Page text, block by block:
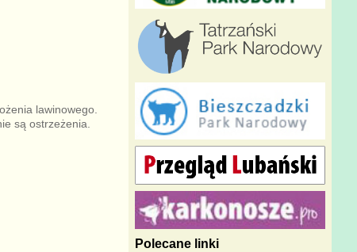
lawinowego.
są ostrzeżenia.
Polecane linki